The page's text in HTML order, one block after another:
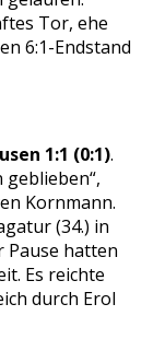
Tor, ehe
6:1-Endstand
1:1 (0:1).
Kornmann.
(34.) in
Pause hatten
Es reichte
durch Erol